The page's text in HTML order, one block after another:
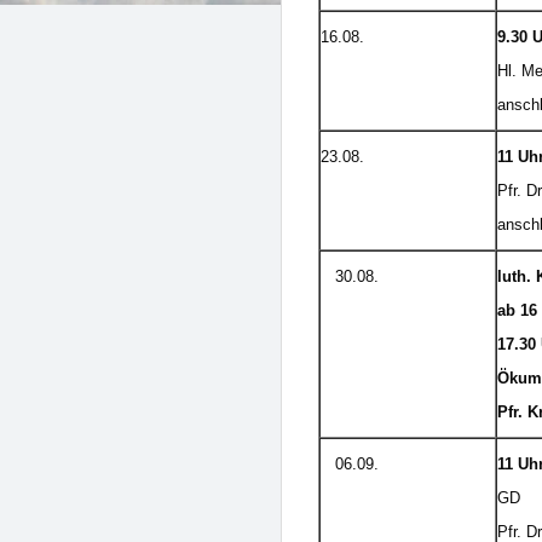
16.08.
9.30
Hl.
23.08.
11
Pfr.
30.08.
luth.
ab
17.30
Pfr.
06.09.
11
GD
Pfr.